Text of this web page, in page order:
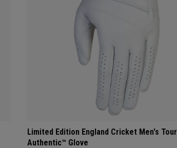
Limited Edition England Cricket Men's Tour
Authentic™ Glove